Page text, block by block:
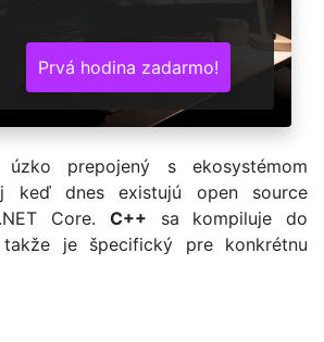
Prvá hodina zadarmo!
prepojený s ekosystémom
keď dnes existujú open source
Core. C++ sa kompiluje do
je špecifický pre konkrétnu